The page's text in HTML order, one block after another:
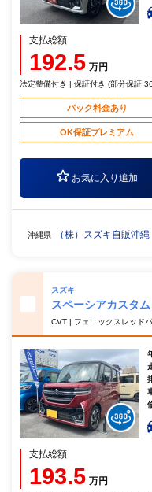
支払総額
192.5 万円
法定整備付き | 保証付き (部分保証
パック料金あり
OK保証プレミアム
お気に入り追加
沖縄県 （株）スズキ自販沖
スズキ
スペーシアカスタ
CVT | フェニックスレッド
支払総額
193.5 万円